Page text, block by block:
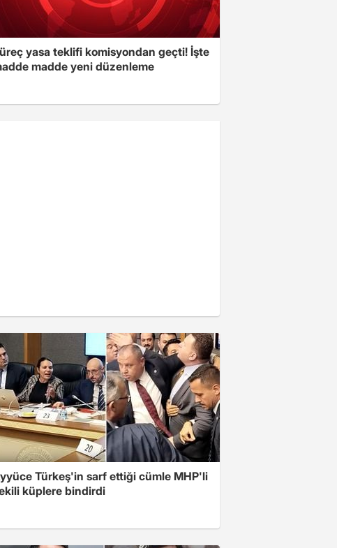
yasa teklifi komisyondan geçti! İşte
madde yeni düzenleme
Türkeş'in sarf ettiği cümle MHP'li
küplere bindirdi